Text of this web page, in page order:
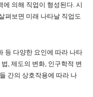
에 의해 직업이 형성된다. 시
펴보면 미래 나타날 직업도
등 다양한 요인에 따라 나타
법, 제도의 변화, 인구학적 변
간의 상호작용에 따라 나